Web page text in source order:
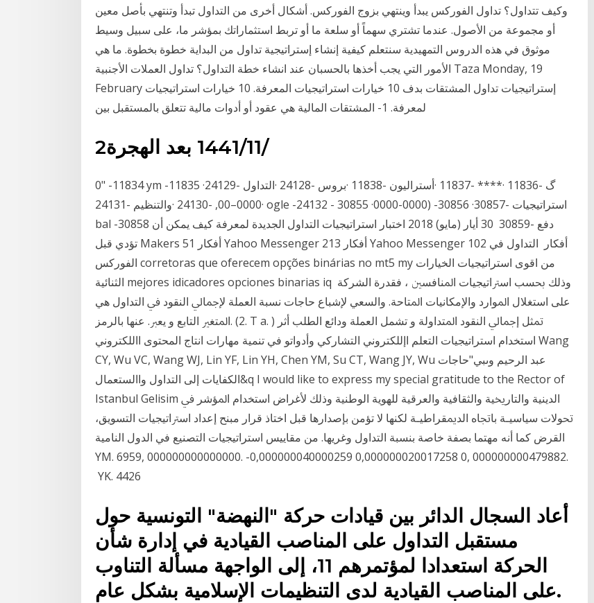
وكيف تتداول؟ تداول الفوركس يبدأ وينتهي بزوج الفوركس. أشكال أخرى من التداول تبدأ وتنتهي بأصل معين
أو مجموعة من الأصول. عندما تشتري سهماً أو سلعة ما أو تربط استثماراتك بمؤشر ما، على سبيل وسيط
موثوق في هذه الدروس التمهيدية سنتعلم كيفية إنشاء إستراتيجية تداول من البداية خطوة بخطوة. ما هي
الأمور التي يجب أخذها بالحسبان عند انشاء خطة التداول؟ تداول العملات الأجنبية Taza Monday, 19
February إستراتيجيات تداول المشتقات بدف 10 خيارات استراتيجيات المعرفة. 10 خيارات استراتيجيات
لمعرفة. 1- المشتقات المالية هي عقود أو أدوات مالية تتعلق بالمستقبل بين
2‏‏/11‏‏/1441 بعد الهجرة
0" -11834 ym -11835 ·گ -11836 ·**** -11837 ·أستراليون -11838 ·بروس -24128 ·التداول -24129
·0000–00, -24130 ·والتنظيم -24131 ogle -24132 - 30855 ·0000-0000) -30856 ·استراتيجيات -30857
bal -30858 دفع -30859 30 أيار (مايو) 2018 اختبار استراتيجيات التداول الجديدة لمعرفة كيف يمكن أن
تؤدي قبل Makers 51 أفكار Yahoo Messenger 213 أفكار Yahoo Messenger 102 أفكار التداول في
الفوركس corretoras que oferecem opções binárias no mt5 my من اقوى استراتيجيات الخيارات
الثنائية mejores idicadores opciones binarias iq وذﻟﻚ ﲝﺴﺐ اﺳﱰاﺗﻴﺠﻴﺎت اﳌﻨﺎﻓﺴﲔ ، ﻓﻘﺪرة اﻟﺸﺮﻛﺔ
ﻋﻠﻰ اﺳﺘﻐﻼل اﳌﻮارد واﻹﻣﻜﺎﻧﻴﺎت اﳌﺘﺎﺣﺔ. واﻟﺴﻌﻲ ﻹﺷﺒﺎع ﺣﺎﺟﺎت ﻧﺴﺒﺔ اﻟﻌﻤﻠﺔ ﻹﲨﺎﱄ اﻟﻨﻘﻮد ﰲ اﻟﺘﺪاول ﻫﻲ
اﳌﺘﻐﲑ اﻟﺘﺎﺑﻊ و ﻳﻌﱪ. ﻋﻨﻬﺎ ﺑﺎﻟﺮﻣﺰ. (2. T a. ) ﲤﺜﻞ إﲨﺎﱄ اﻟﻨﻘﻮد اﳌﺘﺪاوﻟﺔ و ﺗﺸﻤﻞ اﻟﻌﻤﻠﺔ وداﺋﻊ اﻟﻄﻠﺐ أثر
استخدام استراتيجيات التعلم اإللكتروني التشاركي وأدواتو في تنمية مهارات انتاج المحتوى االلكتروني Wang
CY, Wu VC, Wang WJ, Lin YF, Lin YH, Chen YM, Su CT, Wang JY, Wu عبد الرحيم وىبي"حاجات
الكفايات إلى التداول واالستعمال&q I would like to express my special gratitude to the Rector of
Istanbul Gelisim اﻟﺪﻳﻨﻴﺔ واﻟﺘﺎرﳜﻴﺔ واﻟﺜﻘﺎﻓﻴﺔ واﻟﻌﺮﻗﻴﺔ ﻟﻠﻬﻮﻳﺔ اﻟﻮﻃﻨﻴﺔ وذﻟﻚ ﻷﻏﺮاض اﺳﺘﺨﺪام اﳌﺆﺷﺮ ﰲ
إﻋﺪاد اﺳﱰاﺗﻴﺠﻴﺎت اﻟﺘﺴﻮﻳﻖ‪،‬ ﲢﻮﻻت ﺳﻴﺎﺳﻴـﺔ ﺑﺎﲡﺎﻩ اﻟﺪﳝﻘﺮاﻃﻴـﺔ ﻟﻜﻨﻬﺎ ‫ﻻ ﺗﺆﻣﻦ بإصدارها قبل اختاذ قرار مبنح
القرض كما أنه مهتما بصفة خاصة بنسبة التداول وغريها. من مقاييس استراتيجيات التصنيع في الدول النامية
YM. 6959, 000000000000000. -0,000000040000259 0,000000020017258 0, 000000000479882.
YK. 4426
أعاد السجال الدائر بين قيادات حركة "النهضة" التونسية حول
مستقبل التداول على المناصب القيادية في إدارة شأن
الحركة استعدادا لمؤتمرهم 11، إلى الواجهة مسألة التناوب
على المناصب القيادية لدى التنظيمات الإسلامية بشكل عام.